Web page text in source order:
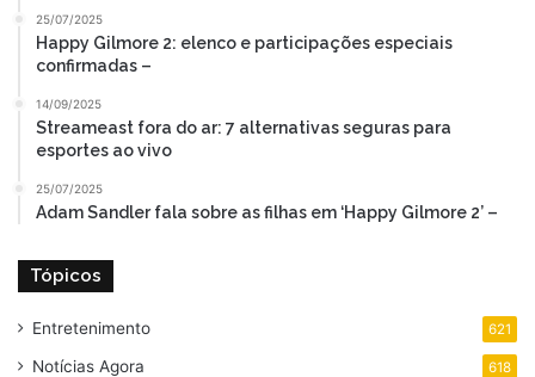
25/07/2025
Happy Gilmore 2: elenco e participações especiais
confirmadas –
14/09/2025
Streameast fora do ar: 7 alternativas seguras para
esportes ao vivo
25/07/2025
Adam Sandler fala sobre as filhas em ‘Happy Gilmore 2’ –
Tópicos
Entretenimento 621
Notícias Agora 618